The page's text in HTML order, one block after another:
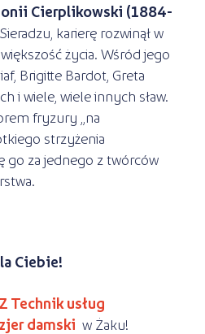
Cierplikowski (1884-
karierę rozwinął w
życia. Wśród jego
Brigitte Bardot, Greta
i wiele, wiele innych sław.
fryzury „na
strzyżenia
go za jednego z twórców
Ciebie!
Technik usług
damski w Żaku!